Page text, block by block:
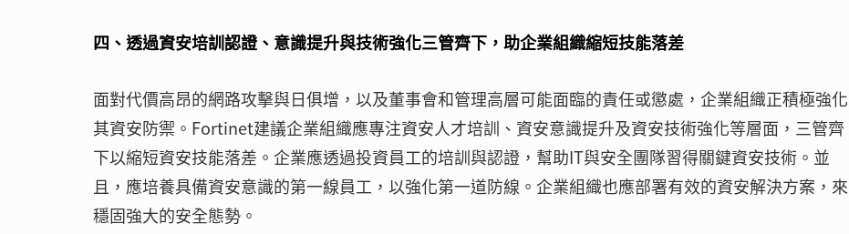
四、透過資安培訓認證、意識提升與技術強化三管齊下，助企業組織縮短技能落差
面對代價高昂的網路攻擊與日俱增，以及董事會和管理高層可能面臨的責任或懲處，企業組織正積極強化
其資安防禦。Fortinet建議企業組織應專注資安人才培訓、資安意識提升及資安技術強化等層面，三管齊
下以縮短資安技能落差。企業應透過投資員工的培訓與認證，幫助IT與安全團隊習得關鍵資安技術。並
且，應培養具備資安意識的第一線員工，以強化第一道防線。企業組織也應部署有效的資安解決方案，來
穩固強大的安全態勢。